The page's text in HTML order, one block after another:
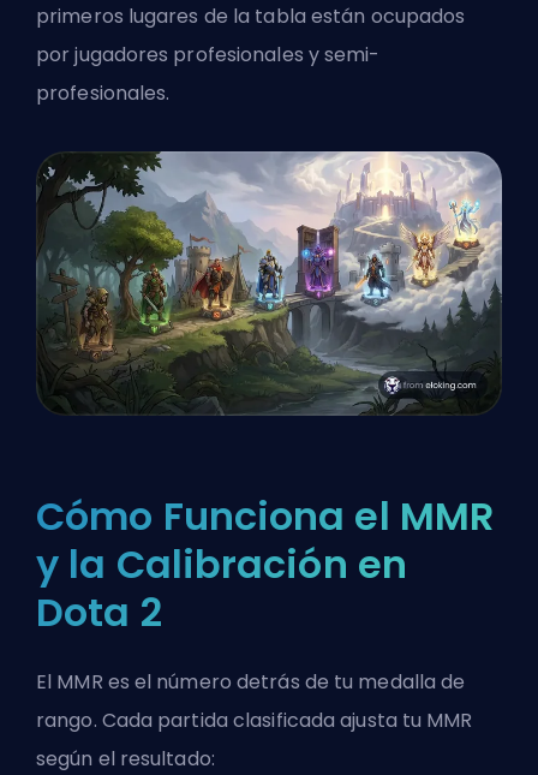
primeros lugares de la tabla están ocupados
por jugadores profesionales y semi-
profesionales.
Cómo Funciona el MMR
y la Calibración en
Dota 2
El MMR es el número detrás de tu medalla de
rango. Cada partida clasificada ajusta tu MMR
según el resultado: